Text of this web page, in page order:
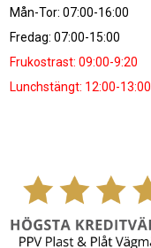
Mån-Tor: 07:00-16:00
Fredag: 07:00-15:00
Frukostrast: 09:00-9:20
Lunchstängt: 12:00-13:00